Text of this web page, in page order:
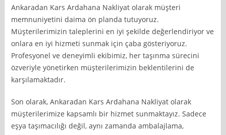
Ankaradan Kars Ardahana Nakliyat olarak müşteri
memnuniyetini daima ön planda tutuyoruz.
Müşterilerimizin taleplerini en iyi şekilde değerlendiriyor ve
onlara en iyi hizmeti sunmak için çaba gösteriyoruz.
Profesyonel ve deneyimli ekibimiz, her taşınma sürecini
özveriyle yönetirken müşterilerimizin beklentilerini de
karşılamaktadır.
Son olarak, Ankaradan Kars Ardahana Nakliyat olarak
müşterilerimize kapsamlı bir hizmet sunmaktayız. Sadece
eşya taşımacılığı değil, aynı zamanda ambalajlama,